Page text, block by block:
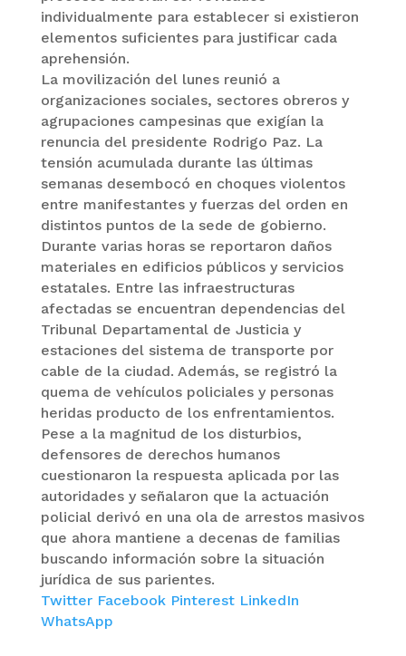
individualmente para establecer si existieron
elementos suficientes para justificar cada
aprehensión.
La movilización del lunes reunió a
organizaciones sociales, sectores obreros y
agrupaciones campesinas que exigían la
renuncia del presidente Rodrigo Paz. La
tensión acumulada durante las últimas
semanas desembocó en choques violentos
entre manifestantes y fuerzas del orden en
distintos puntos de la sede de gobierno.
Durante varias horas se reportaron daños
materiales en edificios públicos y servicios
estatales. Entre las infraestructuras
afectadas se encuentran dependencias del
Tribunal Departamental de Justicia y
estaciones del sistema de transporte por
cable de la ciudad. Además, se registró la
quema de vehículos policiales y personas
heridas producto de los enfrentamientos.
Pese a la magnitud de los disturbios,
defensores de derechos humanos
cuestionaron la respuesta aplicada por las
autoridades y señalaron que la actuación
policial derivó en una ola de arrestos masivos
que ahora mantiene a decenas de familias
buscando información sobre la situación
jurídica de sus parientes.
Twitter Facebook Pinterest LinkedIn
WhatsApp